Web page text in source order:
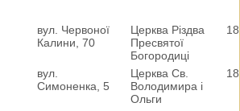
вул. Червоної
Калини, 70
Церква Різдва
Пресвятої
Богородиці
вул.
Симоненка, 5
Церква Св.
Володимира і
Ольги